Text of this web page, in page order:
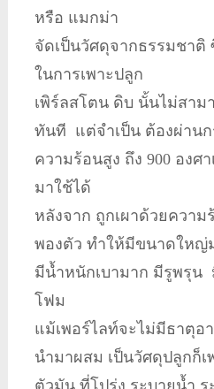
หรือ แมกม่า
จัดเป็นวัศดุจากธรรมชาติ
ในการเพาะปลูก
เพิร์ลสโตน ดิบ นั้นไม่สาม
ทันที แต่จำเป็น ต้องผ่านก
ความร้อนสูง ถึง 900 องศ
มาใช้ได้
หลังจาก ถูกเผาด้วยความ
พองตัว ทำให้มีขนาดใหญ่ม
มีน้ำหนักเบามาก มีรูพรุน
โฟม
แม้เพอร์ไลท์จะไม่มีธาตุอ
นำมาผสม เป็นวัศดุปลูกก็